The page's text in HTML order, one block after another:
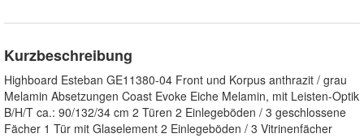
Kurzbeschreibung
Highboard Esteban GE11380-04 Front und Korpus anthrazit / grau
Melamin Absetzungen Coast Evoke Eiche Melamin, mit Leisten-Optik
B/H/T ca.: 90/132/34 cm 2 Türen 2 Einlegeböden / 3 geschlossene
Fächer 1 Tür mit Glaselement 2 Einlegeböden / 3 Vitrinenfächer